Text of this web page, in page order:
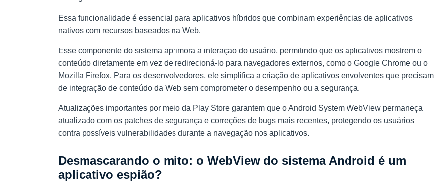
Essa funcionalidade é essencial para aplicativos híbridos que combinam experiências de aplicativos
nativos com recursos baseados na Web.
Esse componente do sistema aprimora a interação do usuário, permitindo que os aplicativos mostrem o
conteúdo diretamente em vez de redirecioná-lo para navegadores externos, como o Google Chrome ou o
Mozilla Firefox. Para os desenvolvedores, ele simplifica a criação de aplicativos envolventes que precisam
de integração de conteúdo da Web sem comprometer o desempenho ou a segurança.
Atualizações importantes por meio da Play Store garantem que o Android System WebView permaneça
atualizado com os patches de segurança e correções de bugs mais recentes, protegendo os usuários
contra possíveis vulnerabilidades durante a navegação nos aplicativos.
Desmascarando o mito: o WebView do sistema Android é um
aplicativo espião?